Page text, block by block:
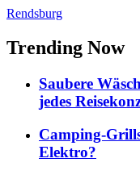
Rendsburg
Trending Now
Saubere
jedes
Camping-
Elektro?